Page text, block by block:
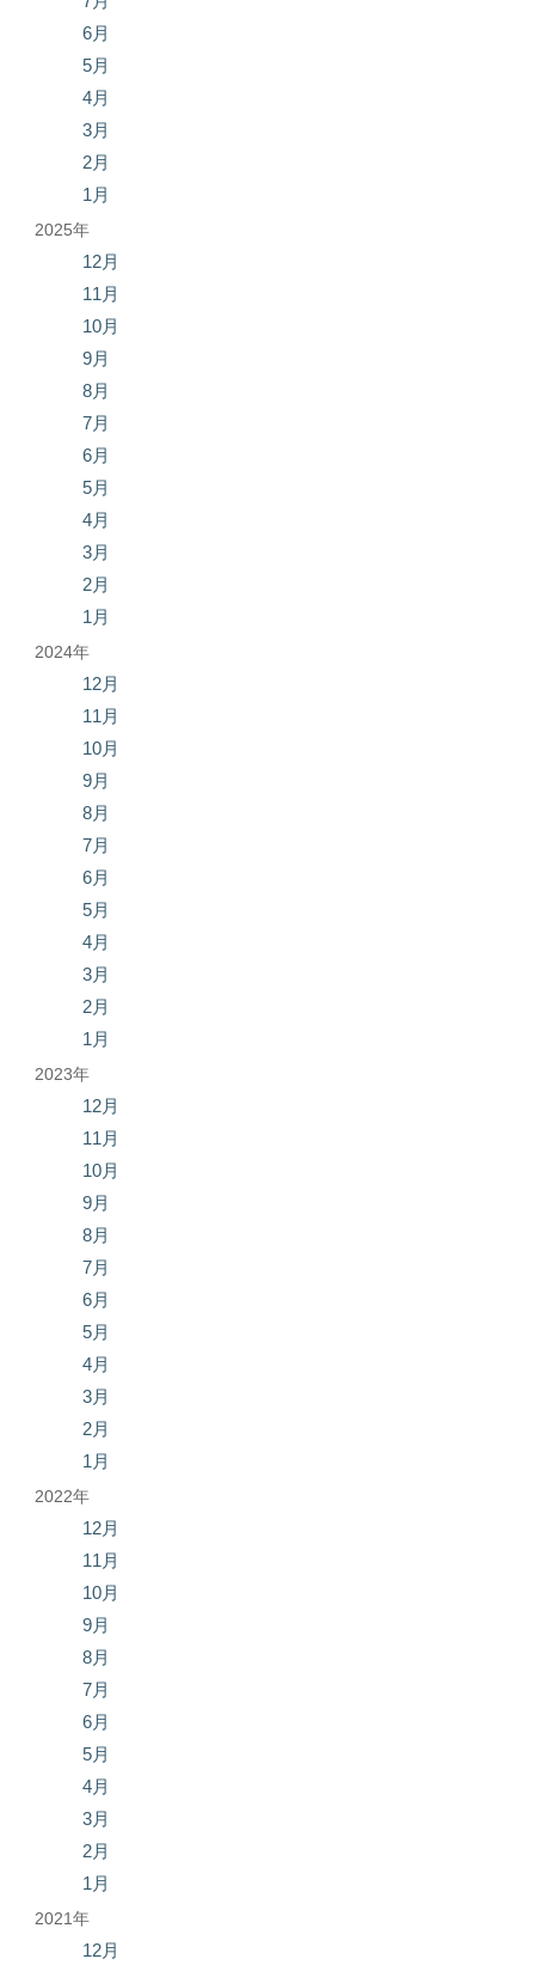
6月
5月
4月
3月
2月
1月
2025年
12月
11月
10月
9月
8月
7月
6月
5月
4月
3月
2月
1月
2024年
12月
11月
10月
9月
8月
7月
6月
5月
4月
3月
2月
1月
2023年
12月
11月
10月
9月
8月
7月
6月
5月
4月
3月
2月
1月
2022年
12月
11月
10月
9月
8月
7月
6月
5月
4月
3月
2月
1月
2021年
12月